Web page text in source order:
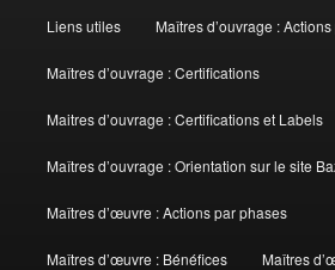
Liens utiles Maîtres d’ouvrage :
Maîtres d’ouvrage : Certifications
Maitres d’ouvrage : Certifications et Labels
Maîtres d’ouvrage : Orientation sur le site
Maîtres d’œuvre : Actions par phases
Maîtres d’œuvre : Bénéfices Maîtres